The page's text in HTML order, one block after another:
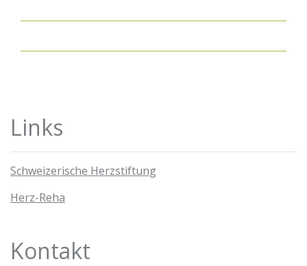
Links
Schweizerische Herzstiftung
Herz-Reha
Kontakt